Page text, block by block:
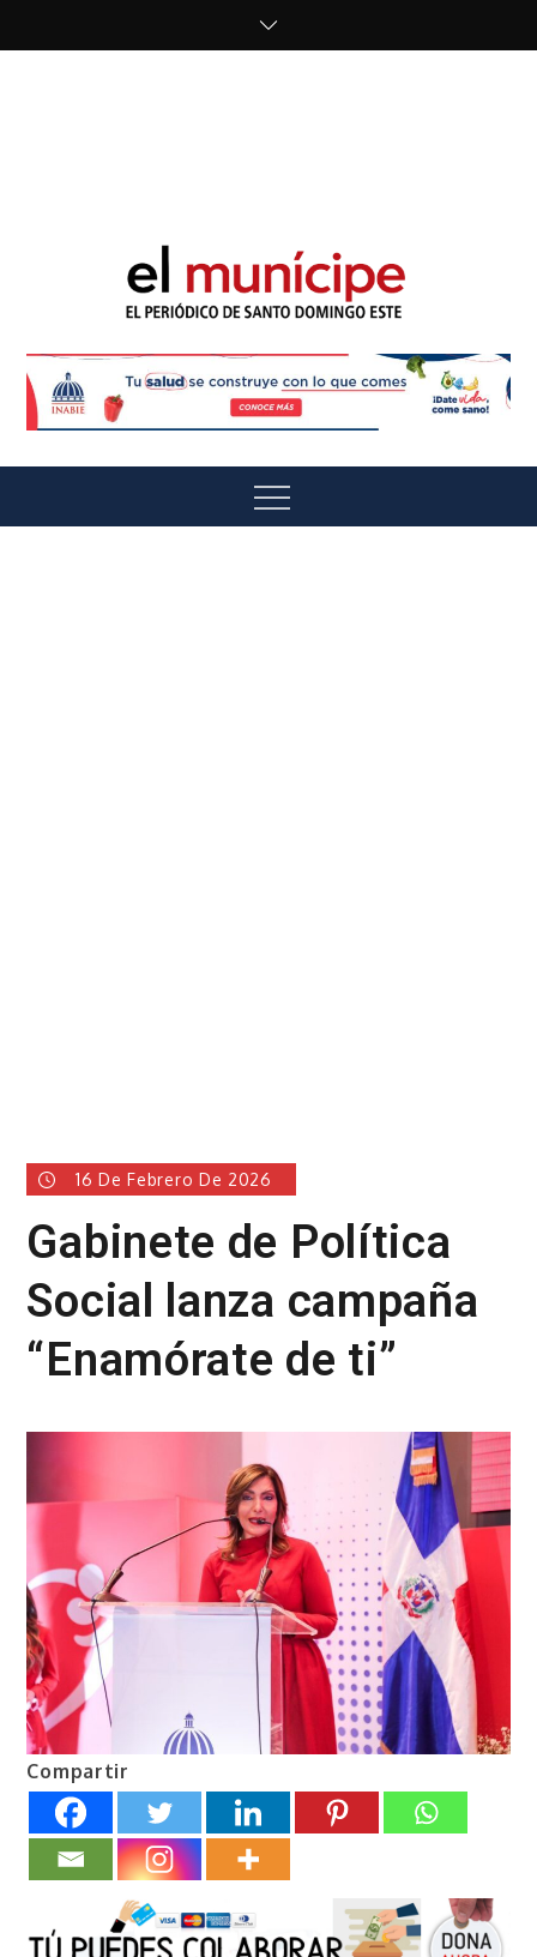
El Munícipe
Menu
16 De Febrero De 2026
Gabinete de Política
Social lanza campaña
“Enamórate de ti”
Compartir